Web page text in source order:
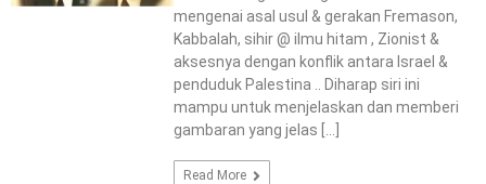
mengenai asal usul & gerakan Fremason,
Kabbalah, sihir @ ilmu hitam , Zionist &
aksesnya dengan konflik antara Israel &
penduduk Palestina .. Diharap siri ini
mampu untuk menjelaskan dan memberi
gambaran yang jelas […]
Read More